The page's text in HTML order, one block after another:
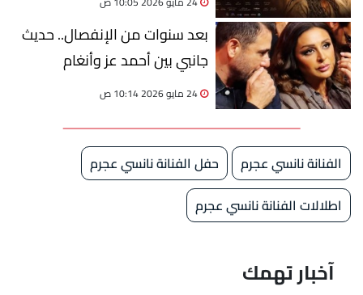
بعد سنوات من الإنفصال.. حديث
جانبي بين أحمد عز وأنغام
24 مايو 2026 10:14 ص
الفنانة نانسي عجرم
حفل الفنانة نانسي عجرم
اطلالات الفنانة نانسي عجرم
آخبار تهمك